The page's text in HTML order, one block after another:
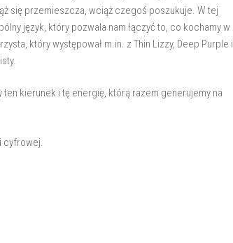
się przemieszcza, wciąż czegoś poszukuje. W tej
język, który pozwala nam łączyć to, co kochamy w
który występował m.in. z Thin Lizzy, Deep Purple i
kierunek i tę energię, którą razem generujemy na
cyfrowej.